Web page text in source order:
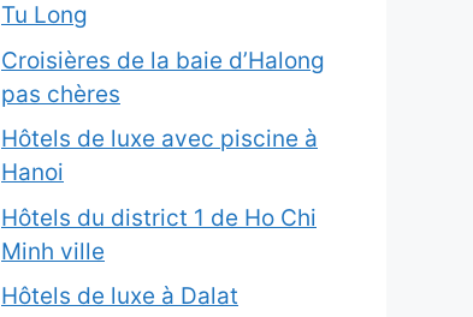
Tu Long
Croisières de la baie d’Halong
pas chères
Hôtels de luxe avec piscine à
Hanoi
Hôtels du district 1 de Ho Chi
Minh ville
Hôtels de luxe à Dalat